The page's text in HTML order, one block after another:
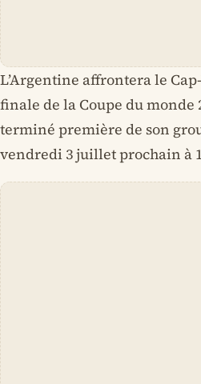
L’Argentine affrontera le
finale de la Coupe du monde
terminé première de son
vendredi 3 juillet prochain à